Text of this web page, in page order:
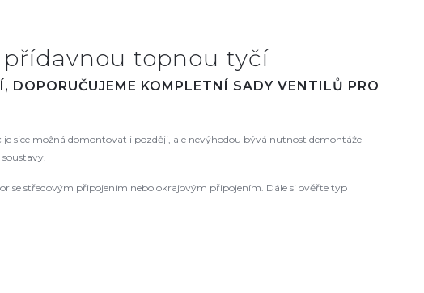
topnou tyčí
KOMPLETNÍ SADY VENTILŮ PRO
sice možná domontovat i později, ale nevýhodou bývá nutnost demontáže
se středovým připojením nebo okrajovým připojením. Dále si ověřte typ